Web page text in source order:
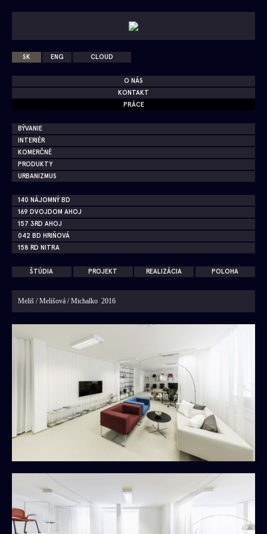
SK ENG CLOUD
O NÁS
KONTAKT
PRÁCE
BÝVANIE
INTERIÉR
KOMERČNÉ
PRODUKTY
URBANIZMUS
140 NÁJOMNÝ BD
169 DVOJDOM AHOJ
157 3RD AHOJ
042 BD HRIŇOVÁ
158 RD NITRA
133 RD BERNOLÁKOVO
098 ČASTÁ
167 INNOVATRICS
048 SHOWROOM PHILIPS
135 AVITECH
081 DANEA
143 COFFEHOUSE KONCEPT
146 ROZŠÍRENIE DOMU SMÚTKU
050 KSNS BRATISLAVA
131 PAVILÓN
165 CHATA ORAVSKÁ POLHORA
ŠTÚDIA PROJEKT REALIZÁCIA POLOHA
Meliš / Melišová / Michalko 2016